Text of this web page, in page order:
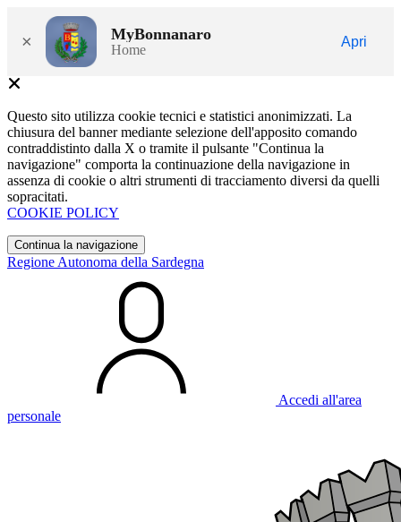
× MyBonnanaro
Home
Apri
Questo sito utilizza cookie tecnici e statistici anonimizzati. La
chiusura del banner mediante selezione dell'apposito comando
contraddistinto dalla X o tramite il pulsante "Continua la
navigazione" comporta la continuazione della navigazione in
assenza di cookie o altri strumenti di tracciamento diversi da quelli
sopracitati.
COOKIE POLICY
Continua la navigazione
Regione Autonoma della Sardegna
Accedi all'area
personale